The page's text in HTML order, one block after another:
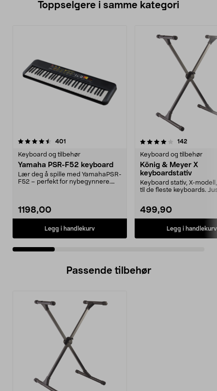
Toppselgere i samme kategori
401
Keyboard og tilbehør
Yamaha PSR-F52 keyboard
Lær deg å spille med YamahaPSR-
F52 – perfekt for nybegynnere.
1198,00
Legg i handlekurv
4.0 av 5 stjerner 142
Keyboard og tilbehør
König & Meyer X
keyboardstativ
Keyboard stativ, X-
til de fleste keyboards.
499,90
Legg i handlekurv
5.0 av 5 stjerner
Passende tilbehør